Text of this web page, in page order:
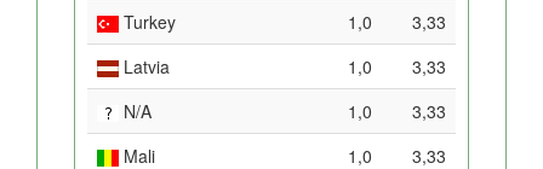
Turkey
1,0
3,33
Latvia
1,0
3,33
N/A
1,0
3,33
Mali
1,0
3,33